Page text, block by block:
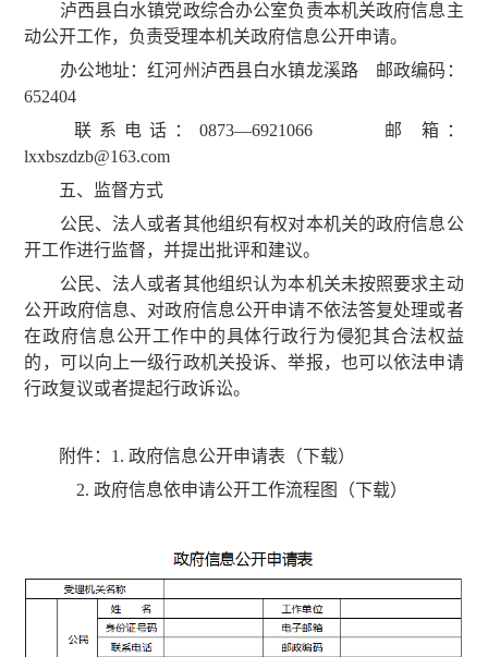
泸西县白水镇党政综合办公室负责本机关政府信息主
动公开工作，负责受理本机关政府信息公开申请。
办公地址：红河州泸西县白水镇龙溪路 邮政编码：
652404
联系电话：0873—6921066 邮 箱：
lxxbszdzb@163.com
五、监督方式
公民、法人或者其他组织有权对本机关的政府信息公
开工作进行监督，并提出批评和建议。
公民、法人或者其他组织认为本机关未按照要求主动
公开政府信息、对政府信息公开申请不依法答复处理或者
在政府信息公开工作中的具体行政行为侵犯其合法权益
的，可以向上一级行政机关投诉、举报，也可以依法申请
行政复议或者提起行政诉讼。
附件： 1. 政府信息公开申请表（下载）
2. 政府信息依申请公开工作流程图（下载）